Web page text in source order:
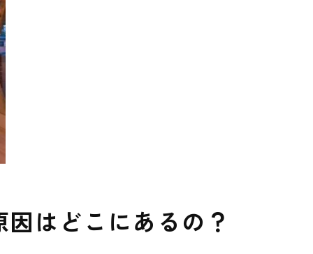
はどこにあるの？